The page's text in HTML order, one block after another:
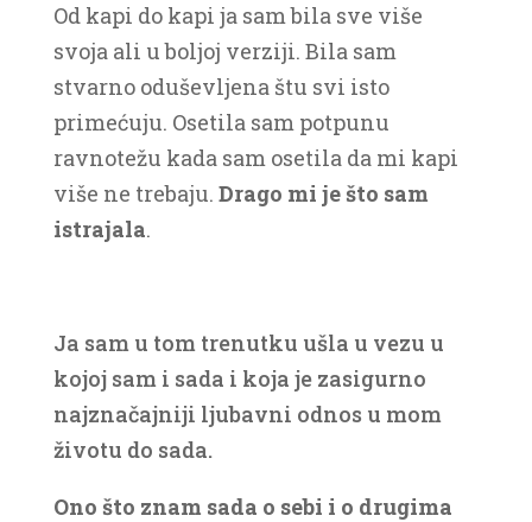
Od kapi do kapi ja sam bila sve više
svoja ali u boljoj verziji. Bila sam
stvarno oduševljena štu svi isto
primećuju. Osetila sam potpunu
ravnotežu kada sam osetila da mi kapi
više ne trebaju. Drago mi je što sam
istrajala.
Ja sam u tom trenutku ušla u vezu u
kojoj sam i sada i koja je zasigurno
najznačajniji ljubavni odnos u mom
životu do sada.
Ono što znam sada o sebi i o drugima